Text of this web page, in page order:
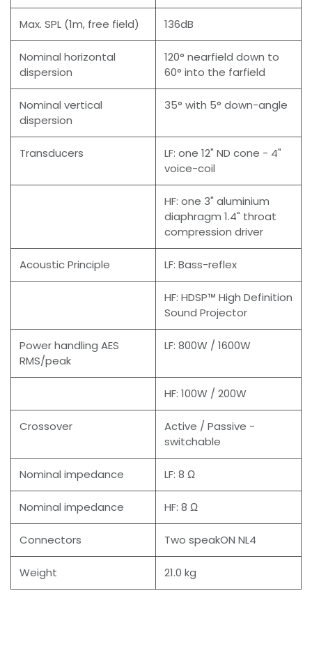
Max. SPL (1m, free field) 136dB
Nominal horizontal
dispersion
120° nearfield down to
60° into the farfield
Nominal vertical
dispersion
35° with 5° down-angle
Transducers
LF: one 12" ND cone - 4"
voice-coil
HF: one 3" aluminium
diaphragm 1.4" throat
compression driver
Acoustic Principle LF: Bass-reflex
HF: HDSP™ High Definition
Sound Projector
Power handling AES
RMS/peak
LF: 800W / 1600W
HF: 100W / 200W
Crossover
Active / Passive -
switchable
Nominal impedance LF: 8 Ω
Nominal impedance HF: 8 Ω
Connectors Two speakON NL4
Weight 21.0 kg